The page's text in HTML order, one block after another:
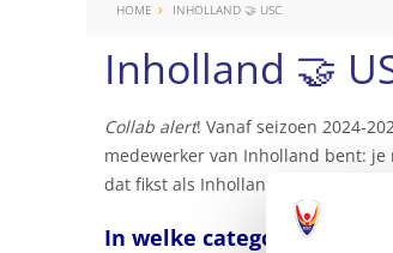
HOME INHOLLAND 🤝 USC
Inholland 🤝
Collab alert! Vanaf seizoen 2024-
medewerker van Inholland bent: je
dat fikst als Inhollander.
In welke categorie sport je?